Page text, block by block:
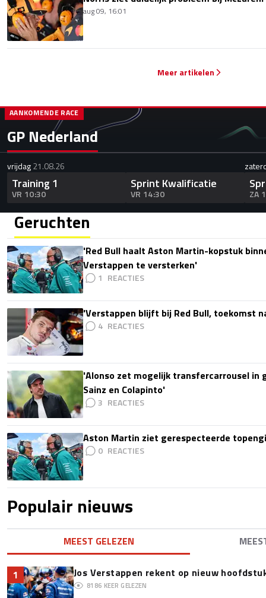
aug 09, 16:01
Meer artikelen
GP Nederland
AANKOMENDE RACE
vrijdag21.08.26
Training 1
VR 10:30
Sprint Kwalificatie
VR 14:30 ZA
Geruchten
'Red Bull haalt Aston Martin-kopstuk
Verstappen te versterken'
1
'Verstappen blijft bij Red Bull, toekomst
4
'Alonso zet mogelijk transfercarrousel in
Sainz en Colapinto'
3
Aston Martin ziet gerespecteerde
0
Populair nieuws
MEEST GELEZEN
1 Jos Verstappen rekent op nieuw
8186 KEER GELEZEN